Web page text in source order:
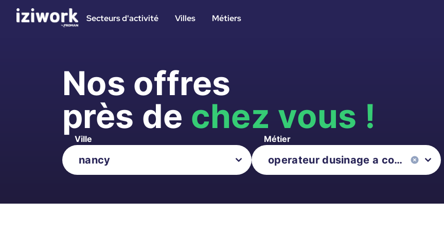
Secteurs d'activité Villes Métiers
Nos offres
près de chez vous !
Ville Métier